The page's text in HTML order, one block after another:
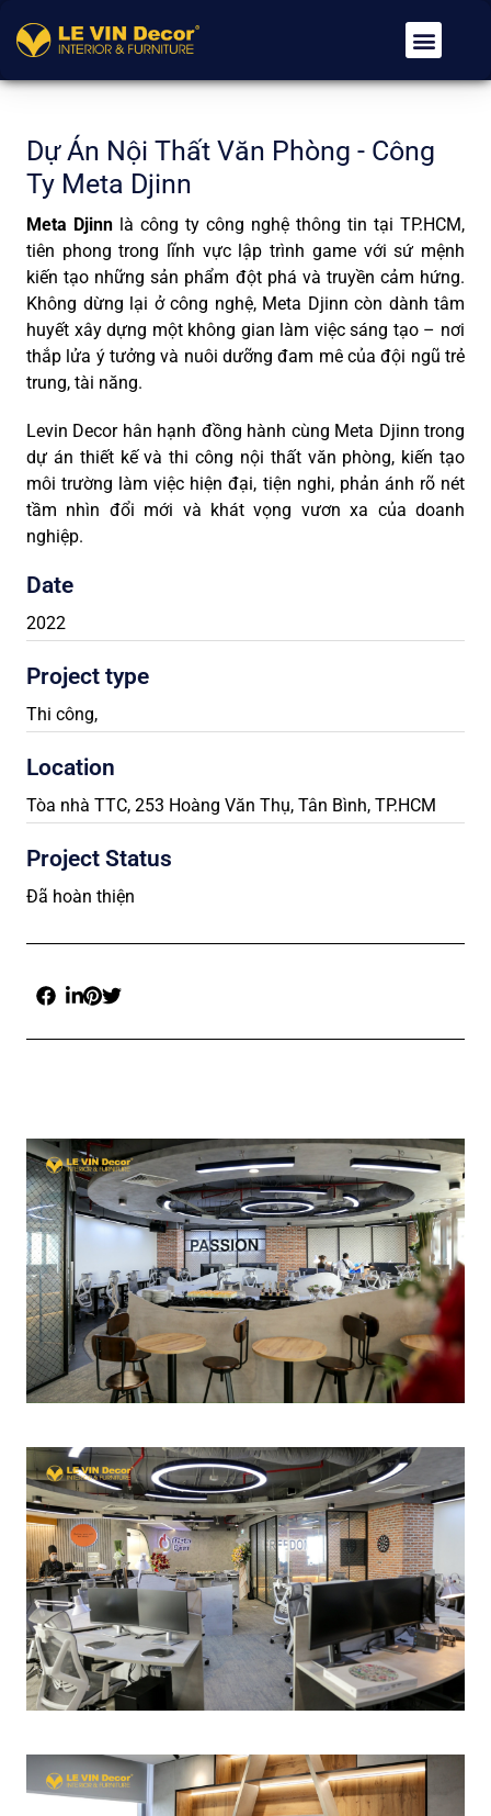
Dự Án Nội Thất Văn Phòng - Công
Ty Meta Djinn
Meta Djinn là công ty công nghệ thông tin tại TP.HCM,
tiên phong trong lĩnh vực lập trình game với sứ mệnh
kiến tạo những sản phẩm đột phá và truyền cảm hứng.
Không dừng lại ở công nghệ, Meta Djinn còn dành tâm
huyết xây dựng một không gian làm việc sáng tạo – nơi
thắp lửa ý tưởng và nuôi dưỡng đam mê của đội ngũ trẻ
trung, tài năng.
Levin Decor hân hạnh đồng hành cùng Meta Djinn trong
dự án thiết kế và thi công nội thất văn phòng, kiến tạo
môi trường làm việc hiện đại, tiện nghi, phản ánh rõ nét
tầm nhìn đổi mới và khát vọng vươn xa của doanh
nghiệp.
Date
2022
Project type
Thi công,
Location
Tòa nhà TTC, 253 Hoàng Văn Thụ, Tân Bình, TP.HCM
Project Status
Đã hoàn thiện